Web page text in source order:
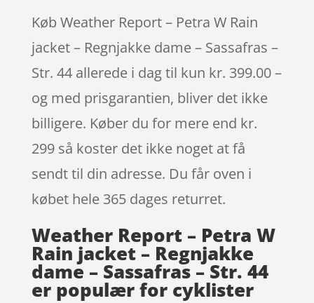
Køb Weather Report – Petra W Rain
jacket – Regnjakke dame – Sassafras –
Str. 44 allerede i dag til kun kr. 399.00 –
og med prisgarantien, bliver det ikke
billigere. Køber du for mere end kr.
299 så koster det ikke noget at få
sendt til din adresse. Du får oven i
købet hele 365 dages returret.
Weather Report – Petra W
Rain jacket – Regnjakke
dame – Sassafras – Str. 44
er populær for cyklister